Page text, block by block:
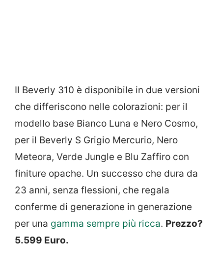
Il Beverly 310 è disponibile in due versioni
che differiscono nelle colorazioni: per il
modello base Bianco Luna e Nero Cosmo,
per il Beverly S Grigio Mercurio, Nero
Meteora, Verde Jungle e Blu Zaffiro con
finiture opache. Un successo che dura da
23 anni, senza flessioni, che regala
conferme di generazione in generazione
per una gamma sempre più ricca. Prezzo?
5.599 Euro.